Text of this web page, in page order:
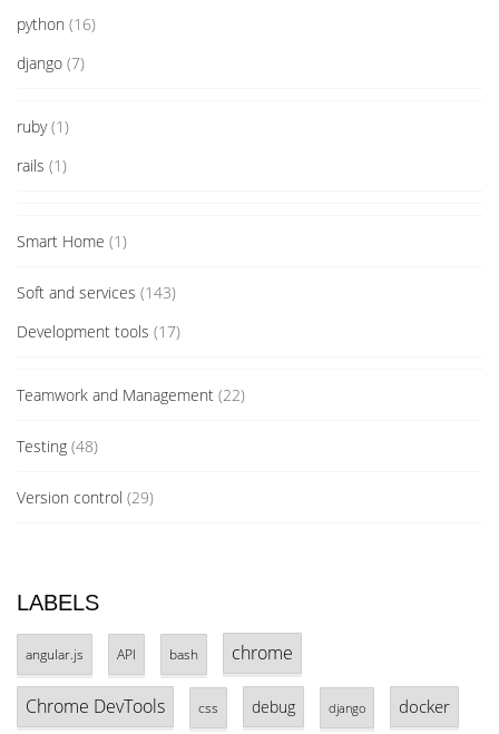
python (16)
django (7)
ruby(1)
rails (1)
Smart Home (1)
Soft and services (143)
Development tools (17)
Teamwork and Management (22)
Testing (48)
Version control (29)
LABELS
angular.js API bash chrome
Chrome DevTools css debug django docker